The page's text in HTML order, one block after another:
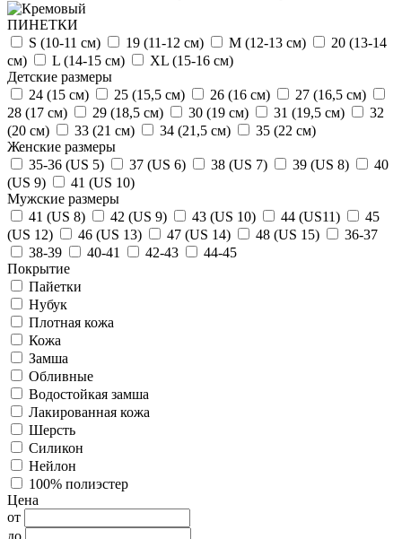
ПИНЕТКИ
S (10-11 см)
19 (11-12 см) М (12-13 см)
20 (13-14
см)
L (14-15 cм)
ХL (15-16 cм)
Детские размеры
24 (15 см)
25 (15,5 см) 26 (16 см)
27 (16,5 см)
28 (17 см)
29 (18,5 см) 30 (19 см) 31 (19,5 см)
32
(20 см)
33 (21 см) 34 (21,5 см)
35 (22 см)
Женские размеры
35-36 (US 5)
37 (US 6) 38 (US 7) 39 (US 8)
40
(US 9)
41 (US 10)
Мужские размеры
41 (US 8)
42 (US 9) 43 (US 10) 44 (US11)
45
(US 12)
46 (US 13) 47 (US 14) 48 (US 15)
36-37
38-39
40-41 42-43
44-45
Покрытие
Пайетки
Нубук
Плотная кожа
Кожа
Замша
Обливные
Водостойкая замша
Лакированная кожа
Шерсть
Силикон
Нейлон
100% полиэстер
Цена
от
до